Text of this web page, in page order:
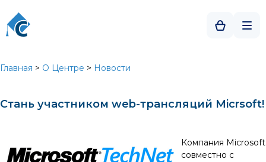
Главная > О Центре > Новости
Стань участником web-трансляций Micrsoft!
Компания Microsoft
совместно с